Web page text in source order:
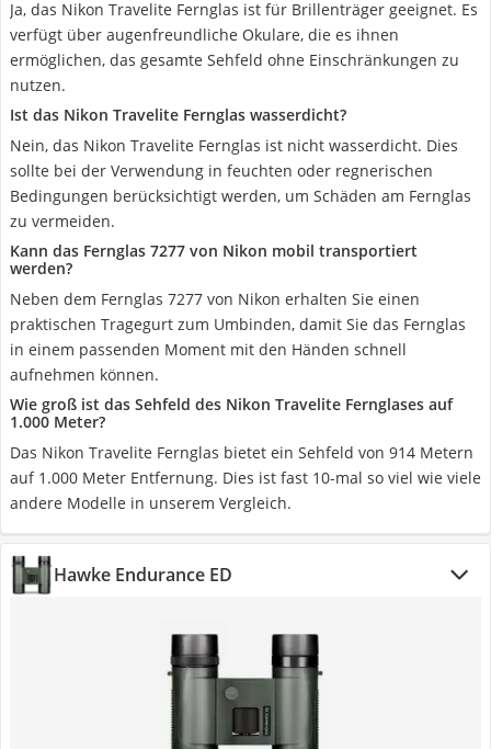
Ja, das Nikon Travelite Fernglas ist für Brillenträger geeignet. Es
verfügt über augenfreundliche Okulare, die es ihnen
ermöglichen, das gesamte Sehfeld ohne Einschränkungen zu
nutzen.
Ist das Nikon Travelite Fernglas wasserdicht?
Nein, das Nikon Travelite Fernglas ist nicht wasserdicht. Dies
sollte bei der Verwendung in feuchten oder regnerischen
Bedingungen berücksichtigt werden, um Schäden am Fernglas
zu vermeiden.
Kann das Fernglas 7277 von Nikon mobil transportiert
werden?
Neben dem Fernglas 7277 von Nikon erhalten Sie einen
praktischen Tragegurt zum Umbinden, damit Sie das Fernglas
in einem passenden Moment mit den Händen schnell
aufnehmen können.
Wie groß ist das Sehfeld des Nikon Travelite Fernglases auf
1.000 Meter?
Das Nikon Travelite Fernglas bietet ein Sehfeld von 914 Metern
auf 1.000 Meter Entfernung. Dies ist fast 10-mal so viel wie viele
andere Modelle in unserem Vergleich.
Hawke Endurance ED